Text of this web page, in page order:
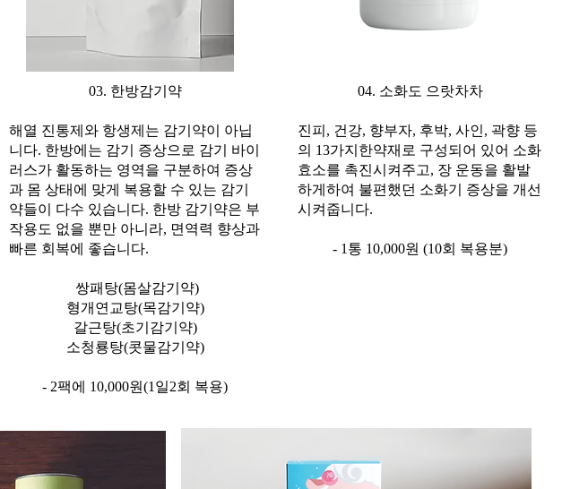
03. 한방감기약
해열 진통제와 항생제는 감기약이 아닙
니다. 한방에는 감기 증상으로 감기 바이
러스가 활동하는 영역을 구분하여 증상
과 몸 상태에 맞게 복용할 수 있는 감기
약들이 다수 있습니다. 한방 감기약은 부
작용도 없을 뿐만 아니라, 면역력 향상과
빠른 회복에 좋습니다.
쌍패 탕(몸살감기약)
형개연교탕(목감기약)
갈근탕(초기감기약)
소청룡탕(콧물감기약)
- 2팩에 10,000원(1일2회 복용)
04. 소화도 으랏차차
진피, 건강, 향부자, 후박, 사인, 곽향 등
의 13가지한약재로 구성되어 있어 소화
효소를 촉진시켜주고, 장 운동을 활발
하게하여 불편했던 소화기 증상을 개선
시켜줍니다.
- 1통 10,000원 (10회 복용분)